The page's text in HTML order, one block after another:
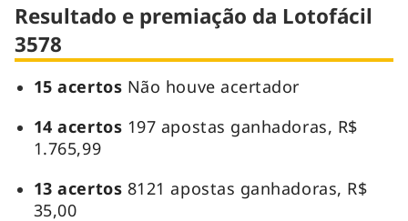
Resultado e premiação da Lotofácil
3578
15 acertos Não houve acertador
14 acertos 197 apostas ganhadoras, R$
1.765,99
13 acertos 8121 apostas ganhadoras, R$
35,00